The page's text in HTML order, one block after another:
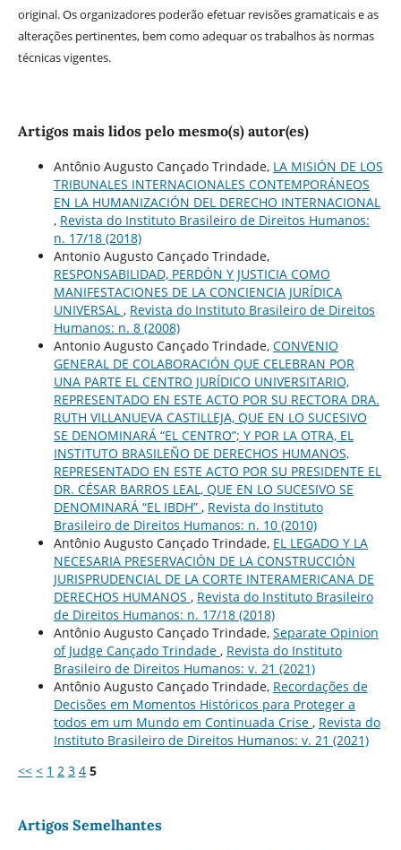
original. Os organizadores poderão efetuar revisões gramaticais e as
alterações pertinentes, bem como adequar os trabalhos às normas
técnicas vigentes.
Artigos mais lidos pelo mesmo(s) autor(es)
Antônio Augusto Cançado Trindade, LA MISIÓN DE LOS
TRIBUNALES INTERNACIONALES CONTEMPORÁNEOS
EN LA HUMANIZACIÓN DEL DERECHO INTERNACIONAL
, Revista do Instituto Brasileiro de Direitos Humanos:
n. 17/18 (2018)
Antonio Augusto Cançado Trindade,
RESPONSABILIDAD, PERDÓN Y JUSTICIA COMO
MANIFESTACIONES DE LA CONCIENCIA JURÍDICA
UNIVERSAL , Revista do Instituto Brasileiro de Direitos
Humanos: n. 8 (2008)
Antonio Augusto Cançado Trindade, CONVENIO
GENERAL DE COLABORACIÓN QUE CELEBRAN POR
UNA PARTE EL CENTRO JURÍDICO UNIVERSITARIO,
REPRESENTADO EN ESTE ACTO POR SU RECTORA DRA.
RUTH VILLANUEVA CASTILLEJA, QUE EN LO SUCESIVO
SE DENOMINARÁ “EL CENTRO”; Y POR LA OTRA, EL
INSTITUTO BRASILEÑO DE DERECHOS HUMANOS,
REPRESENTADO EN ESTE ACTO POR SU PRESIDENTE EL
DR. CÉSAR BARROS LEAL, QUE EN LO SUCESIVO SE
DENOMINARÁ “EL IBDH” , Revista do Instituto
Brasileiro de Direitos Humanos: n. 10 (2010)
Antônio Augusto Cançado Trindade, EL LEGADO Y LA
NECESARIA PRESERVACIÓN DE LA CONSTRUCCIÓN
JURISPRUDENCIAL DE LA CORTE INTERAMERICANA DE
DERECHOS HUMANOS , Revista do Instituto Brasileiro
de Direitos Humanos: n. 17/18 (2018)
Antônio Augusto Cançado Trindade, Separate Opinion
of Judge Cançado Trindade , Revista do Instituto
Brasileiro de Direitos Humanos: v. 21 (2021)
Antônio Augusto Cançado Trindade, Recordações de
Decisões em Momentos Históricos para Proteger a
todos em um Mundo em Continuada Crise , Revista do
Instituto Brasileiro de Direitos Humanos: v. 21 (2021)
<< < 1 2 3 4 5
Artigos Semelhantes